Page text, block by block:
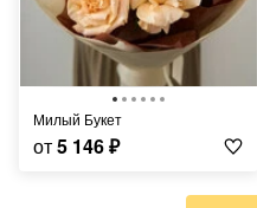
Милый Букет
от5 146₽